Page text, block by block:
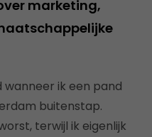
marketing,
wanneer ik een pand
buitenstap.
terwijl ik eigenlijk